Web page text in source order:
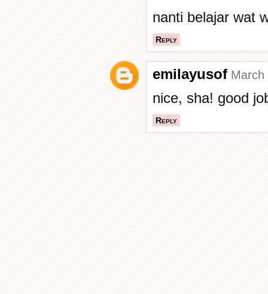
nanti belajar wat
Reply
emilayusof March
nice, sha! good
Reply